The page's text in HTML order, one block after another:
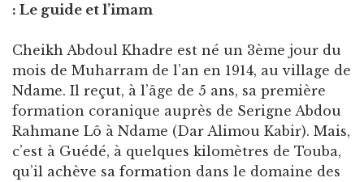
: Le guide et l’imam
Cheikh Abdoul Khadre est né un 3ème jour du
mois de Muharram de l’an en 1914, au village de
Ndame. Il reçut, à l’âge de 5 ans, sa première
formation coranique auprès de Serigne Abdou
Rahmane Lô à Ndame (Dar Alimou Kabir). Mais,
c’est à Guédé, à quelques kilomètres de Touba,
qu’il achève sa formation dans le domaine des